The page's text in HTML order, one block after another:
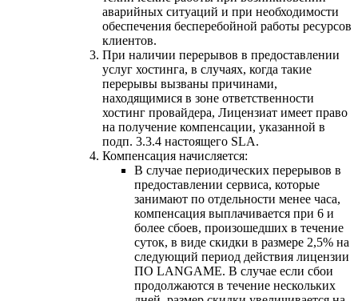
аварийных ситуаций и при необходимости
обеспечения бесперебойной работы ресурсов
клиентов.
При наличии перерывов в предоставлении
услуг хостинга, в случаях, когда такие
перерывы вызваны причинами,
находящимися в зоне ответственности
хостинг провайдера, Лицензиат имеет право
на получение компенсации, указанной в
подп. 3.3.4 настоящего SLA.
Компенсация начисляется:
В случае периодических перерывов в
предоставлении сервиса, которые
занимают по отдельности менее часа,
компенсация выплачивается при 6 и
более сбоев, произошедших в течение
суток, в виде скидки в размере 2,5% на
следующий период действия лицензии
ПО LANGAME. В случае если сбои
продолжаются в течение нескольких